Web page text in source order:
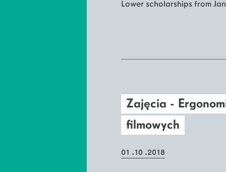
Lower scholarships from
Zajęcia -
filmowych
01 .10 .2018